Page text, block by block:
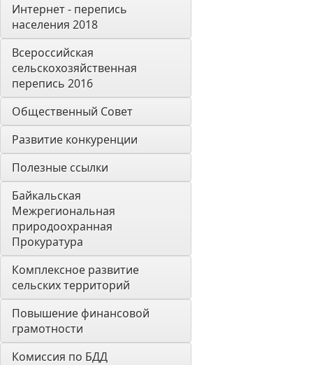
Интернет - перепись
населения 2018
Всероссийская
сельскохозяйственная
перепись 2016
Общественный Совет
Развитие конкуренции
Полезные ссылки
Байкальская
Межрегиональная
природоохранная
Прокуратура
Комплексное развитие
сельских территорий
Повышение финансовой
грамотности
Комиссия по БДД